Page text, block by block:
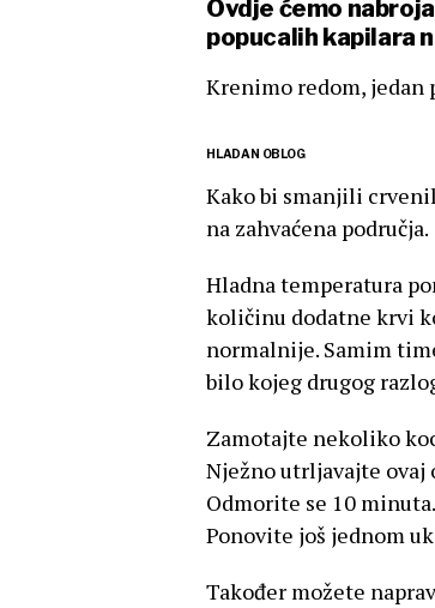
Ovdje ćemo
popucalih kapilara
Krenimo redom, jedan
HLADAN OBLOG
Kako bi smanjili
na zahvaćena područja.
Hladna temperatura
količinu dodatne krvi
normalnije. Samim
bilo kojeg drugog
Zamotajte nekoliko
Nježno utrljavajte ovaj
Odmorite se 10 minuta.
Ponovite još jednom
Također možete